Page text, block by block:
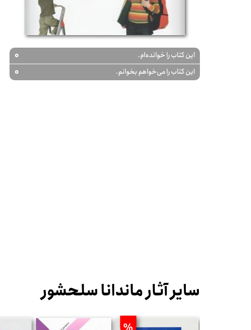
این کتاب را خوانده‌ام. 0
این کتاب را می‌خواهم بخوانم. 0
سایر آثار ماندانا سلحشور